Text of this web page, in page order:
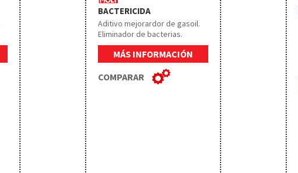
BACTERICIDA
Aditivo mejorardor de gasoil.
Eliminador de bacterias.
MÁS INFORMACIÓN
COMPARAR